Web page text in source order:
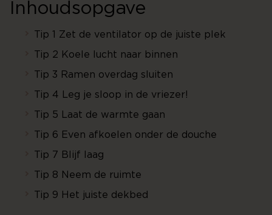
Inhoudsopgave
Tip 1 Zet de ventilator op de juiste plek
Tip 2 Koele lucht naar binnen
Tip 3 Ramen overdag sluiten
Tip 4 Leg je sloop in de vriezer!
Tip 5 Laat de warmte gaan
Tip 6 Even afkoelen onder de douche
Tip 7 Blijf laag
Tip 8 Neem de ruimte
Tip 9 Het juiste dekbed